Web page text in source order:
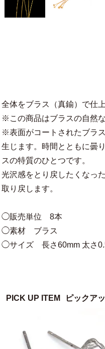
全体をブラス（真鍮）で仕
※この商品はブラスの自然
※表面がコートされたブラ
生じます。時間とともに曇
スの特質のひとつです。
光沢感をとり戻したくなっ
取り戻します。
◯販売単位 8本
◯素材 ブラス
◯サイズ 長さ60mm 太さ
PICK UP ITEM ピックア